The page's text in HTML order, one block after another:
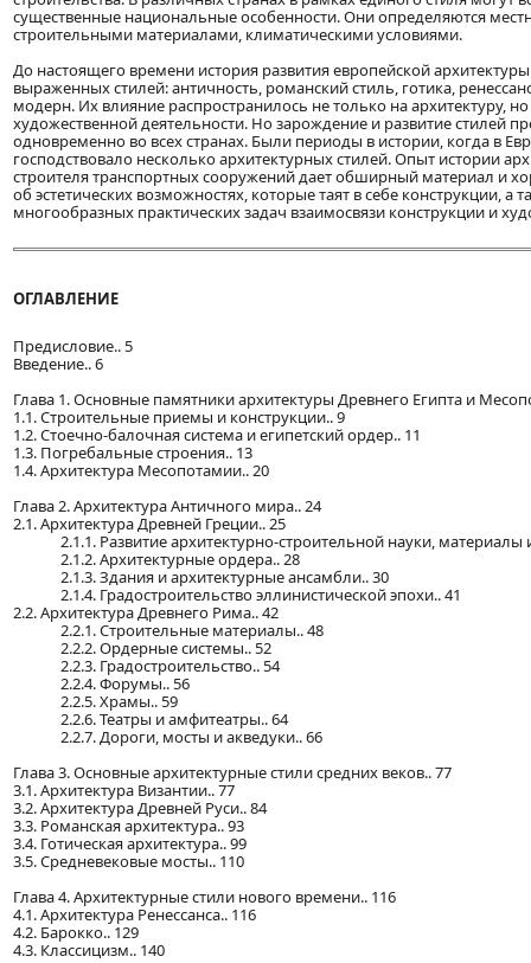
существенные национальные особенности. Они определяются
строительными материалами, климатическими условиями.
До настоящего времени история развития европейской
выраженных стилей: античность, романский стиль, готика,
модерн. Их влияние распространилось не только на архитектуру,
художественной деятельности. Но зарождение и развитие стилей
одновременно во всех странах. Были периоды в истории, когда в
господствовало несколько архитектурных стилей. Опыт истории
строителя транспортных сооружений дает обширный материал и
об эстетических возможностях, которые таят в себе конструкции,
многообразных практических задач взаимосвязи конструкции и
ОГЛАВЛЕНИЕ
Предисловие.. 5
Введение.. 6
Глава 1. Основные памятники архитектуры Древнего Египта и
1.1. Строительные приемы и конструкции.. 9
1.2. Стоечно-балочная система и египетский ордер.. 11
1.3. Погребальные строения.. 13
1.4. Архитектура Месопотамии.. 20
Глава 2. Архитектура Античного мира.. 24
2.1. Архитектура Древней Греции.. 25
2.1.1. Развитие архитектурно-строительной науки, материалы
2.1.2. Архитектурные ордера.. 28
2.1.3. Здания и архитектурные ансамбли.. 30
2.1.4. Градостроительство эллинистической эпохи.. 41
2.2. Архитектура Древнего Рима.. 42
2.2.1. Строительные материалы.. 48
2.2.2. Ордерные системы.. 52
2.2.3. Градостроительство.. 54
2.2.4. Форумы.. 56
2.2.5. Храмы.. 59
2.2.6. Театры и амфитеатры.. 64
2.2.7. Дороги, мосты и акведуки.. 66
Глава 3. Основные архитектурные стили средних веков.. 77
3.1. Архитектура Византии.. 77
3.2. Архитектура Древней Руси.. 84
3.3. Романская архитектура.. 93
3.4. Готическая архитектура.. 99
3.5. Средневековые мосты.. 110
Глава 4. Архитектурные стили нового времени.. 116
4.1. Архитектура Ренессанса.. 116
4.2. Барокко.. 129
4.3. Классицизм.. 140